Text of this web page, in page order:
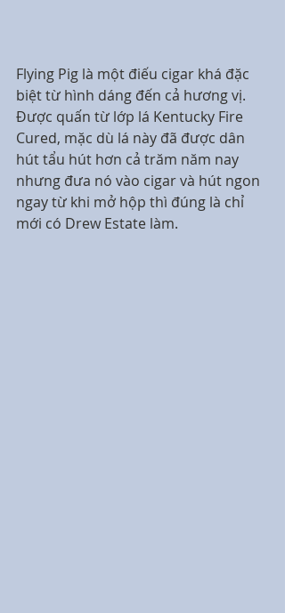
Flying Pig là một điếu cigar khá đặc
biệt từ hình dáng đến cả hương vị.
Được quấn từ lớp lá Kentucky Fire
Cured, mặc dù lá này đã được dân
hút tẩu hút hơn cả trăm năm nay
nhưng đưa nó vào cigar và hút ngon
ngay từ khi mở hộp thì đúng là chỉ
mới có Drew Estate làm.